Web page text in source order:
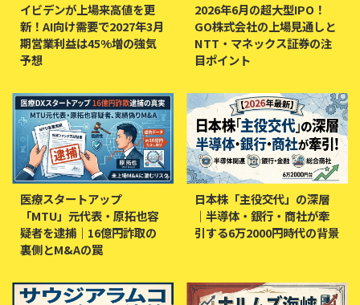
イビデンが上場来高値を更
新！AI向け需要で2027年3月
期営業利益は45%増の強気
予想
2026年6月の超大型IPO！
GO株式会社の上場見通しと
NTT・マネックス証券の注
目ポイント
医療スタートアップ
「MTU」元代表・原拓也容
疑者を逮捕｜16億円詐取の
裏側とM&Aの罠
日本株「主役交代」の深層
｜半導体・銀行・商社が牽
引する6万2000円時代の背景